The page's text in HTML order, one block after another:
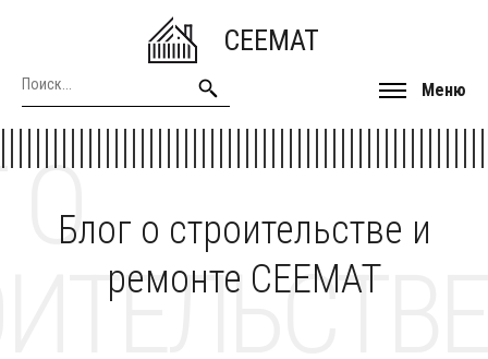
CEEMAT
Меню
Блог о строительстве и
ремонте CEEMAT
О